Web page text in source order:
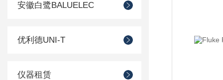
安徽白鹭BALUELEC
优利德UNI-T
仪器租赁